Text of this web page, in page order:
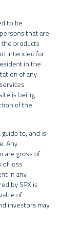
do
de qualquer
de Créditos
conversão de cotas
e a data de
do pedido de
e dos outros
de impostos. Para
é
(doze) meses. A
garantia de
estratégias com
de investimento.
em sua
e market timing
comprada em
de uma
posições em
macro, com
do
retorno
no exterior.
to be
that are
products
intended for
in the
of any
is being
of the
to, and is
Any
are gross of
of loss.
in any
by SPX is
of
investors may